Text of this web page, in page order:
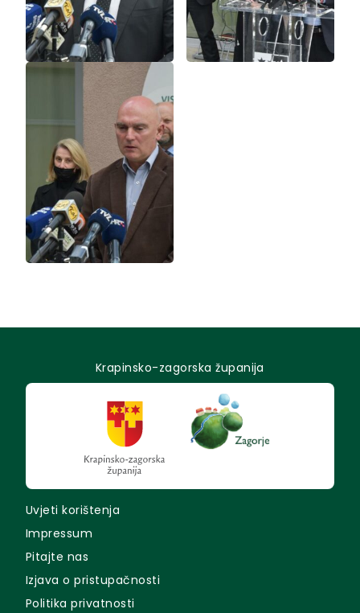
Krapinsko-zagorska županija
Uvjeti korištenja
Impressum
Pitajte nas
Izjava o pristupačnosti
Politika privatnosti